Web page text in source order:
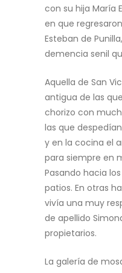
con su hija María
en que
Esteban de
demencia senil
Aquella de San
antigua de las
chorizo con
las que
y en la cocina el
para siempre en
Pasando hacia
patios. En otras
vivía una muy
de apellido
propietarios.
La galería de